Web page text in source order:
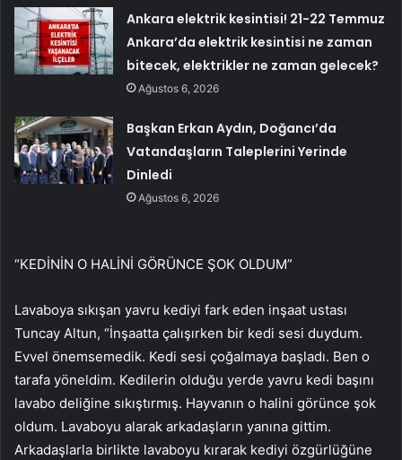
Ankara elektrik kesintisi! 21-22 Temmuz
Ankara’da elektrik kesintisi ne zaman
bitecek, elektrikler ne zaman gelecek?
Ağustos 6, 2026
Başkan Erkan Aydın, Doğancı’da
Vatandaşların Taleplerini Yerinde
Dinledi
Ağustos 6, 2026
“KEDİNİN O HALİNİ GÖRÜNCE ŞOK OLDUM”
Lavaboya sıkışan yavru kediyi fark eden inşaat ustası
Tuncay Altun, “İnşaatta çalışırken bir kedi sesi duydum.
Evvel önemsemedik. Kedi sesi çoğalmaya başladı. Ben o
tarafa yöneldim. Kedilerin olduğu yerde yavru kedi başını
lavabo deliğine sıkıştırmış. Hayvanın o halini görünce şok
oldum. Lavaboyu alarak arkadaşların yanına gittim.
Arkadaşlarla birlikte lavaboyu kırarak kediyi özgürlüğüne